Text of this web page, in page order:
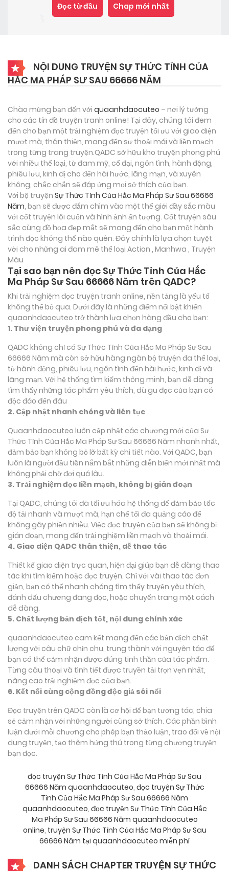
Đọc từ đầu Chap mới nhất
NỘI DUNG TRUYỆN SỰ THỨC TỈNH CỦA
HẮC MA PHÁP SƯ SAU 66666 NĂM
Chào mừng bạn đến với quaanhdaocuteo – nơi lý tưởng
cho các tín đồ truyện tranh online! Tại đây, chúng tôi đem
đến cho bạn một trải nghiệm đọc truyện tối ưu với giao diện
mượt mà, thân thiện, mang đến sự thoải mái và liền mạch
trong từng trang truyện.QADC sở hữu kho truyện phong phú
với nhiều thể loại, từ đam mỹ, cổ đại, ngôn tình, hành động,
phiêu lưu, kinh dị cho đến hài hước, lãng mạn, và xuyên
không, chắc chắn sẽ đáp ứng mọi sở thích của bạn.
Với bộ truyện Sự Thức Tỉnh Của Hắc Ma Pháp Sư Sau 66666
Năm, bạn sẽ được đắm chìm vào một thế giới đầy sắc màu
với cốt truyện lôi cuốn và hình ảnh ấn tượng. Cốt truyện sâu
sắc cùng đồ họa đẹp mắt sẽ mang đến cho bạn một hành
trình đọc không thể nào quên. Đây chính là lựa chọn tuyệt
vời cho những ai đam mê thể loại Action , Manhwa , Truyện
Màu
Tại sao bạn nên đọc Sự Thức Tỉnh Của Hắc
Ma Pháp Sư Sau 66666 Năm trên QADC?
Khi trải nghiệm đọc truyện tranh online, nền tảng là yếu tố
không thể bỏ qua. Dưới đây là những điểm nổi bật khiến
quaanhdaocuteo trở thành lựa chọn hàng đầu cho bạn:
1. Thư viện truyện phong phú và đa dạng
QADC không chỉ có Sự Thức Tỉnh Của Hắc Ma Pháp Sư Sau
66666 Năm mà còn sở hữu hàng ngàn bộ truyện đa thể loại,
từ hành động, phiêu lưu, ngôn tình đến hài hước, kinh dị và
lãng mạn. Với hệ thống tìm kiếm thông minh, bạn dễ dàng
tìm thấy những tác phẩm yêu thích, dù gu đọc của bạn có
độc đáo đến đâu
2. Cập nhật nhanh chóng và liên tục
Quaanhdaocuteo luôn cập nhật các chương mới của Sự
Thức Tỉnh Của Hắc Ma Pháp Sư Sau 66666 Năm nhanh nhất,
đảm bảo bạn không bỏ lỡ bất kỳ chi tiết nào. Với QADC, bạn
luôn là người đầu tiên nắm bắt những diễn biến mới nhất mà
không phải chờ đợi quá lâu.
3. Trải nghiệm đọc liền mạch, không bị gián đoạn
Tại QADC, chúng tôi đã tối ưu hóa hệ thống để đảm bảo tốc
độ tải nhanh và mượt mà, hạn chế tối đa quảng cáo để
không gây phiền nhiễu. Việc đọc truyện của bạn sẽ không bị
gián đoạn, mang đến trải nghiệm liền mạch và thoải mái.
4. Giao diện QADC thân thiện, dễ thao tác
Thiết kế giao diện trực quan, hiện đại giúp bạn dễ dàng thao
tác khi tìm kiếm hoặc đọc truyện. Chỉ với vài thao tác đơn
giản, bạn có thể nhanh chóng tìm thấy truyện yêu thích,
đánh dấu chương đang đọc, hoặc chuyển trang một cách
dễ dàng.
5. Chất lượng bản dịch tốt, nội dung chính xác
quaanhdaocuteo cam kết mang đến các bản dịch chất
lượng với câu chữ chỉn chu, trung thành với nguyên tác để
bạn có thể cảm nhận được đúng tinh thần của tác phẩm.
Từng câu thoại và tình tiết được truyền tải trọn vẹn nhất,
nâng cao trải nghiệm đọc của bạn.
6. Kết nối cùng cộng đồng độc giả sôi nổi
Đọc truyện trên QADC còn là cơ hội để bạn tương tác, chia
sẻ cảm nhận với những người cùng sở thích. Các phần bình
luận dưới mỗi chương cho phép bạn thảo luận, trao đổi về nội
dung truyện, tạo thêm hứng thú trong từng chương truyện
bạn đọc.
đọc truyện Sự Thức Tỉnh Của Hắc Ma Pháp Sư Sau
66666 Năm quaanhdaocuteo, đọc truyện Sự Thức
Tỉnh Của Hắc Ma Pháp Sư Sau 66666 Năm
quaanhdaocuteo, đọc truyện Sự Thức Tỉnh Của Hắc
Ma Pháp Sư Sau 66666 Năm quaanhdaocuteo
online, truyện Sự Thức Tỉnh Của Hắc Ma Pháp Sư Sau
66666 Năm tại quaanhdaocuteo miễn phí
DANH SÁCH CHAPTER TRUYỆN SỰ THỨC